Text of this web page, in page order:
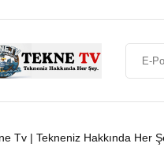
Tv | Tekneniz Hakkında Her